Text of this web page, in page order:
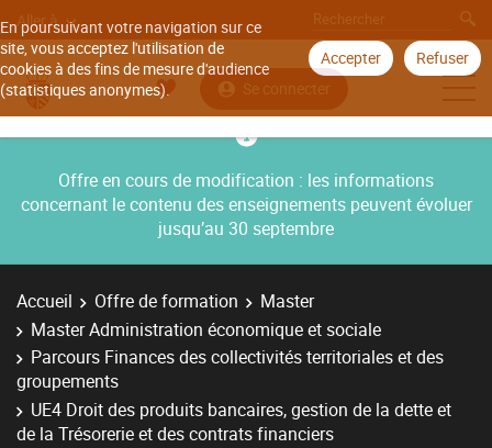
En poursuivant votre navigation sur ce
site, vous acceptez l'utilisation de
cookies à des fins de mesure d'audience
(statistiques anonymes).
Accepter Refuser
Aller à
Se connecter
Offre en cours de modification : les informations
concernant le contenu des enseignements peuvent évoluer
jusqu’au 30 septembre
Accueil Offre de formation
Master
Master Administration économique et sociale
Parcours Finances des collectivités territoriales et des
groupements
UE4 Droit des produits bancaires, gestion de la dette et
de la Trésorerie et des contrats financiers